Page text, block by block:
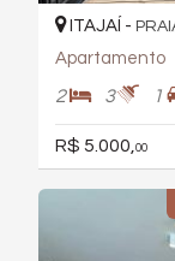
ITAJAÍ -
Apartamento
2 3 1
R$ 5.000, 00